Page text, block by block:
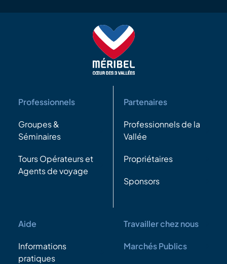
Professionnels
Groupes &
Séminaires
Tours Opérateurs et
Agents de voyage
Partenaires
Professionnels de la
Vallée
Propriétaires
Sponsors
Aide
Informations
pratiques
Travailler chez nous
Marchés Publics